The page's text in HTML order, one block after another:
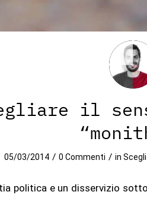
il
05/03/2014 / 0 Commenti / in
politica e un disservizio